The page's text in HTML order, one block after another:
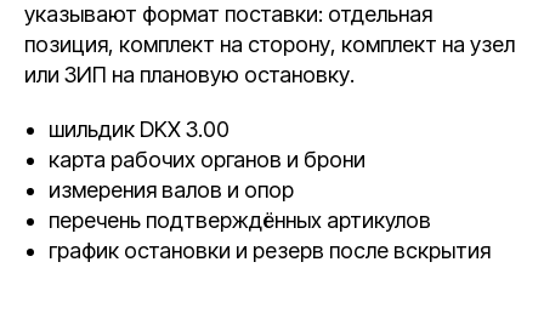
указывают формат поставки: отдельная
позиция, комплект на сторону, комплект на узел
или ЗИП на плановую остановку.
шильдик DKX 3.00
карта рабочих органов и брони
измерения валов и опор
перечень подтверждённых артикулов
график остановки и резерв после вскрытия